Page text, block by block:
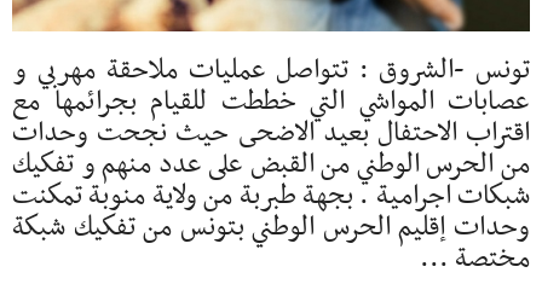
تونس -الشروق : تتواصل عمليات ملاحقة مهربي و
عصابات المواشي التي خططت للقيام بجرائمها مع
اقتراب الاحتفال بعيد الاضحى حيث نجحت وحدات
من الحرس الوطني من القبض على عدد منهم و تفكيك
شبكات اجرامية . بجهة طبربة من ولاية منوبة تمكنت
وحدات إقليم الحرس الوطني بتونس من تفكيك شبكة
مختصة ...